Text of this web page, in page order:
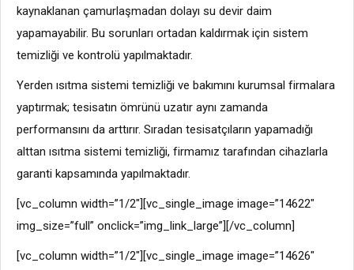
kaynaklanan çamurlaşmadan dolayı su devir daim
yapamayabilir. Bu sorunları ortadan kaldırmak için sistem
temizliği ve kontrolü yapılmaktadır.
Yerden ısıtma sistemi temizliği ve bakımını kurumsal firmalara
yaptırmak; tesisatın ömrünü uzatır aynı zamanda
performansını da arttırır. Sıradan tesisatçıların yapamadığı
alttan ısıtma sistemi temizliği, firmamız tarafından cihazlarla
garanti kapsamında yapılmaktadır.
[vc_column width=”1/2″][vc_single_image image=”14622″
img_size=”full” onclick=”img_link_large”][/vc_column]
[vc_column width=”1/2″][vc_single_image image=”14626″